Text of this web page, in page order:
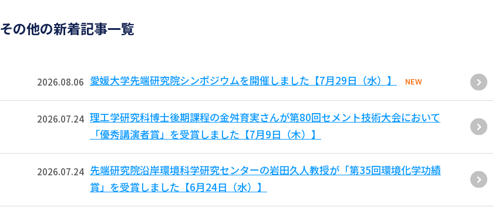
その他の新着記事一覧
2026.08.06 愛媛大学先端研究院シンポジウムを開催しました【7月29日（水）】 NEW
2026.07.24 理工学研究科博士後期課程の金舛育実さんが第80回セメント技術大会において
「優秀講演者賞」を受賞しました【7月9日（木）】
2026.07.24 先端研究院沿岸環境科学研究センターの岩田久人教授が「第35回環境化学功績
賞」を受賞しました【6月24日（水）】